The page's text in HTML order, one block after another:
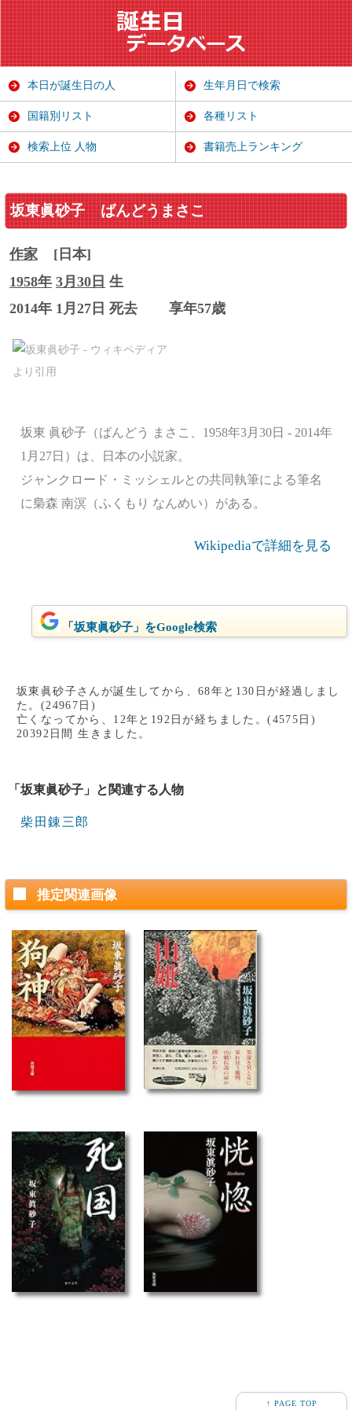
坂東眞砂子 ばんどうまさこ
作家
[日本]
1958年 3月30日 生
2014年 1月27日 死去
享年57歳
坂東 眞砂子（ばんどう まさこ、1958年3月30日 - 2014年
1月27日）は、日本の小説家。
ジャンクロード・ミッシェルとの共同執筆による筆名
に梟森 南溟（ふくもり なんめい）がある。
Wikipediaで詳細を見る
「坂東眞砂子」をGoogle検索
坂東眞砂子さんが誕生してから、68年と130日が経過しまし
た。(24967日)
亡くなってから、12年と192日が経ちました。(4575日)
20392日間 生きました。
「坂東眞砂子」と関連する人物
柴田錬三郎
推定関連画像
本日が誕生日の人 生年月日で検索
国籍別リスト 各種リスト
検索上位 人物 書籍売上ランキング
↑ PAGE TOP